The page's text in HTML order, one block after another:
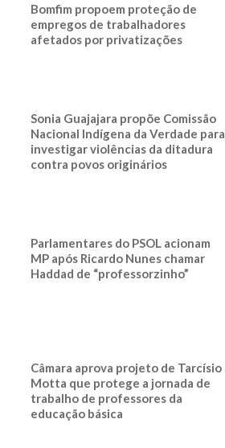
Bomfim propoem proteção de
empregos de trabalhadores
afetados por privatizações
Sonia Guajajara propõe Comissão
Nacional Indígena da Verdade para
investigar violências da ditadura
contra povos originários
Parlamentares do PSOL acionam
MP após Ricardo Nunes chamar
Haddad de “professorzinho”
Câmara aprova projeto de Tarcísio
Motta que protege a jornada de
trabalho de professores da
educação básica